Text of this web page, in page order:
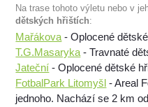
Na trase tohoto výletu nebo v
dětských hřištích:
Mařákova - Oplocené
T.G.Masaryka - Travnaté
Jateční - Oplocené dětské
FotbalPark Litomyšl - Areal
jednoho. Nachází se 2 km